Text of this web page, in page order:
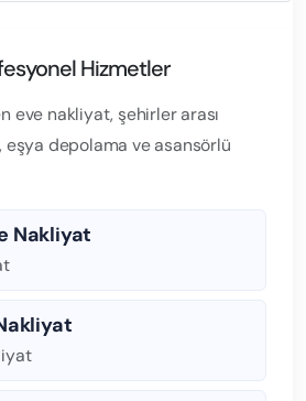
Hizmetler
eve nakliyat, şehirler arası
eşya depolama ve asansörlü
Nakliyat